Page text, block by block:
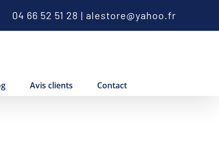
04 66 52 51 28 | alestore@yahoo.fr
Avis clients Contact